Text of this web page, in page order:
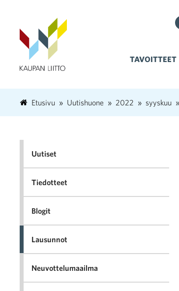
TAVOITTEET
Etusivu Uutishuone 2022 syyskuu
Uutiset
Tiedotteet
Blogit
Lausunnot
Neuvottelumaailma